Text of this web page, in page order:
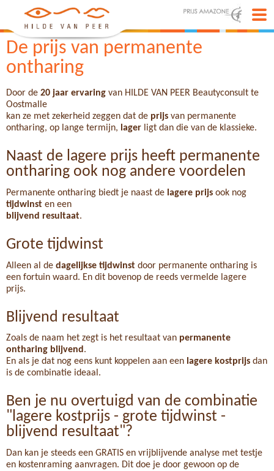
De prijs van permanente
ontharing
Door de 20 jaar ervaring van HILDE VAN PEER Beautyconsult te
Oostmalle
kan ze met zekerheid zeggen dat de prijs van permanente
ontharing, op lange termijn, lager ligt dan die van de klassieke.
Naast de lagere prijs heeft permanente
ontharing ook nog andere voordelen
Permanente ontharing biedt je naast de lagere prijs ook nog
tijdwinst en een
blijvend resultaat.
Grote tijdwinst
Alleen al de dagelijkse tijdwinst door permanente ontharing is
een fortuin waard. En dit bovenop de reeds vermelde lagere
prijs.
Blijvend resultaat
Zoals de naam het zegt is het resultaat van permanente
ontharing blijvend.
En als je dat nog eens kunt koppelen aan een lagere kostprijs dan
is de combinatie ideaal.
Ben je nu overtuigd van de combinatie
"lagere kostprijs - grote tijdwinst -
blijvend resultaat"?
Dan kan je steeds een GRATIS en vrijblijvende analyse met testje
en kostenraming aanvragen. Dit doe je door gewoon op de